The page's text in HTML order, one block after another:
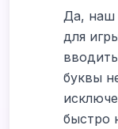
Да, наш
для
буквы
быстро